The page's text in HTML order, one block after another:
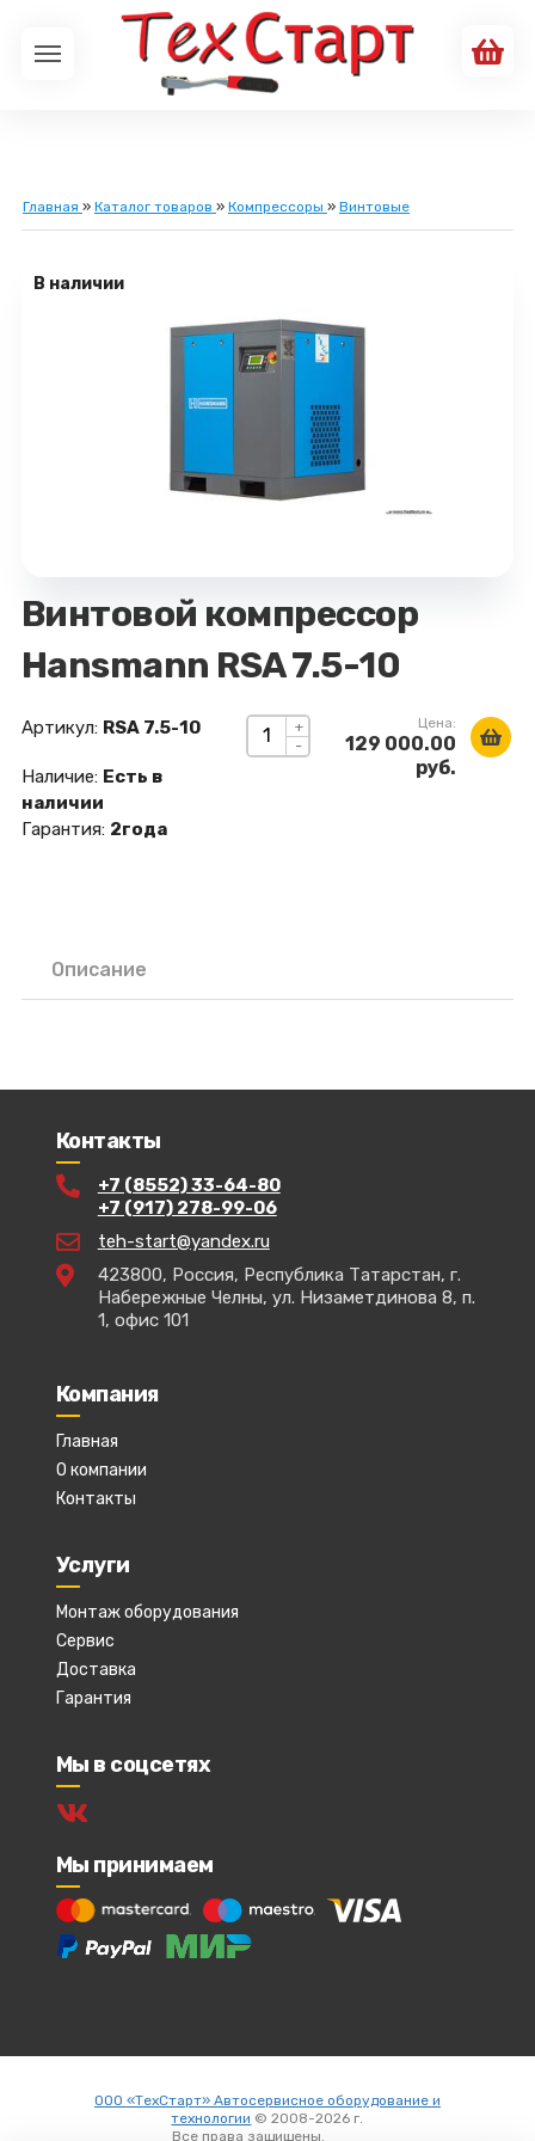
Главная » Каталог товаров » Компрессоры » Винтовые
В наличии
Винтовой компрессор
Hansmann RSA 7.5-10
+
-
Цена:
129 000.00
руб.
Артикул: RSA 7.5-10
Наличие: Есть в
наличии
Гарантия: 2года
Описание
Контакты
+7 (8552) 33-64-80
+7 (917) 278-99-06
teh-start@yandex.ru
423800, Россия, Республика Татарстан, г.
Набережные Челны, ул. Низаметдинова 8, п.
1, офис 101
Компания
Главная
О компании
Контакты
Услуги
Монтаж оборудования
Сервис
Доставка
Гарантия
Мы в соцсетях
Мы принимаем
ООО «ТехСтарт» Автосервисное оборудование и
технологии © 2008-2026 г.
Все права защищены.